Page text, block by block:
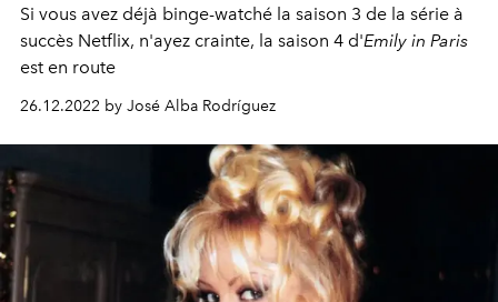
Si vous avez déjà binge-watché la saison 3 de la série à
succès Netflix, n'ayez crainte, la saison 4 d'Emily in Paris
est en route
26.12.2022 by José Alba Rodríguez